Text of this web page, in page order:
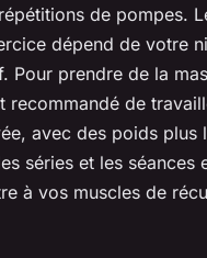
de pompes.
dépend de votre
Pour prendre de la
recommandé de
avec des poids plus
séries et les séances
à vos muscles de